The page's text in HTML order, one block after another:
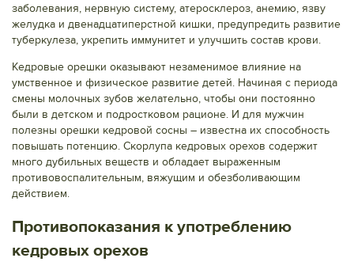
заболевания, нервную систему, атеросклероз, анемию, язву
желудка и двенадцатиперстной кишки, предупредить развитие
туберкулеза, укрепить иммунитет и улучшить состав крови.
Кедровые орешки оказывают незаменимое влияние на
умственное и физическое развитие детей. Начиная с периода
смены молочных зубов желательно, чтобы они постоянно
были в детском и подростковом рационе. И для мужчин
полезны орешки кедровой сосны – известна их способность
повышать потенцию. Скорлупа кедровых орехов содержит
много дубильных веществ и обладает выраженным
противовоспалительным, вяжущим и обезболивающим
действием.
Противопоказания к употреблению
кедровых орехов